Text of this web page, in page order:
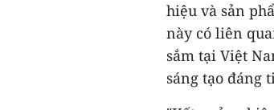
hiệu và sản
này có liên
sắm tại Việt
sáng tạo đáng